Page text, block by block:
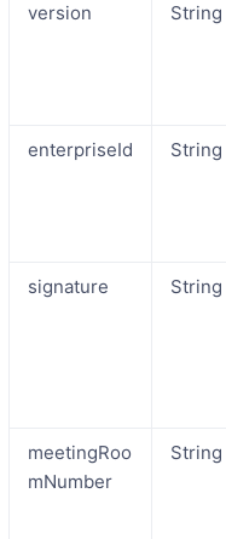
version String
enterpriseId String
signature String
meetingRoo
mNumber
String